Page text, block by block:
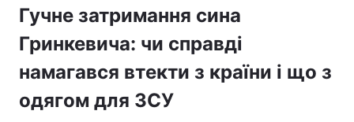
Гучне затримання сина
Гринкевича: чи справді
намагався втекти з країни і що з
одягом для ЗСУ